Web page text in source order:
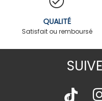
QUALITÉ
Satisfait ou remboursé